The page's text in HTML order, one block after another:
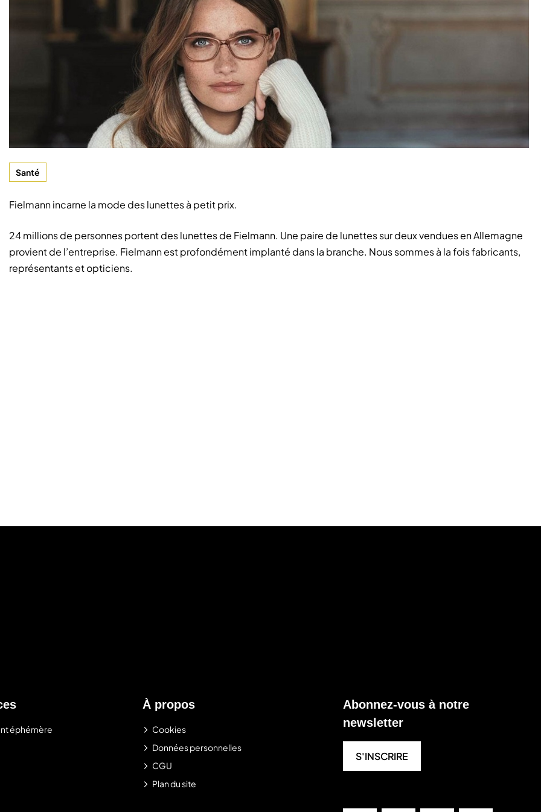
Santé
Fielmann incarne la mode des lunettes à petit prix.
24 millions de personnes portent des lunettes de Fielmann. Une paire de lunettes sur deux vendues en Allemagne
provient de l’entreprise. Fielmann est profondément implanté dans la branche. Nous sommes à la fois fabricants,
représentants et opticiens.
éphémère
À propos
Cookies
Données personnelles
CGU
Plan du site
Abonnez-vous à notre
newsletter
S'INSCRIRE